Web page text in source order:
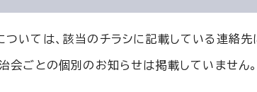
ついては、該当のチラシに記載している連絡先
会ごとの個別のお知らせは掲載していません。